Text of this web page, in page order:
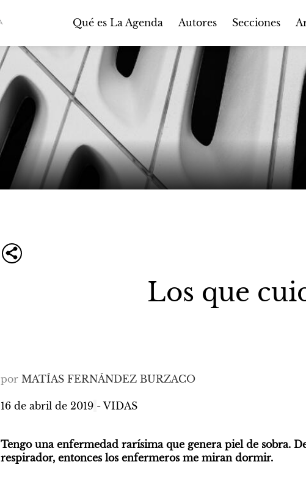
Qué es La Agenda Autores Secciones
Los que
por MATÍAS FERNÁNDEZ BURZACO
16 de abril de 2019 - VIDAS
Tengo una enfermedad rarísima que genera piel de sobra.
respirador, entonces los enfermeros me miran dormir.